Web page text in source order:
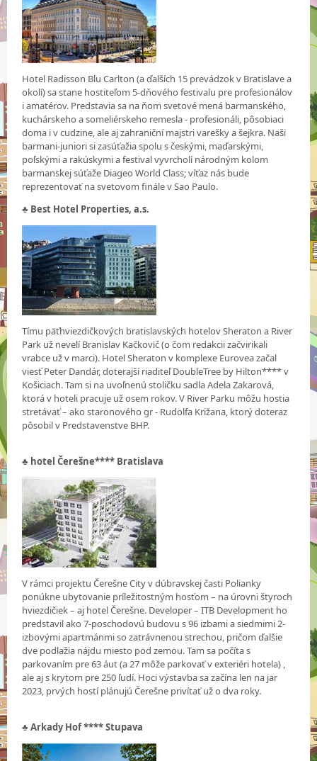
Hotel Radisson Blu Carlton (a ďalších 15 prevádzok v Bratislave a
okolí) sa stane hostiteľom 5-dňového festivalu pre profesionálov
i amatérov. Predstavia sa na ňom svetové mená barmanského,
kuchárskeho a someliérskeho remesla - profesionáli, pôsobiaci
doma i v cudzine, ale aj zahraniční majstri varešky a šejkra. Naši
barmani-juniori si zasúťažia spolu s českými, maďarskými,
poľskými a rakúskymi a festival vyvrcholí národným kolom
barmanskej súťaže Diageo World Class; víťaz nás bude
reprezentovať na svetovom finále v Sao Paulo.
♣ Best Hotel Properties, a.s.
Tímu päťhviezdičkových bratislavských hotelov Sheraton a River
Park už nevelí Branislav Kačkovič (o čom redakcii začvirikali
vrabce už v marci). Hotel Sheraton v komplexe Eurovea začal
viesť Peter Dandár, doterajší riaditeľ DoubleTree by Hilton**** v
Košiciach. Tam si na uvoľnenú stoličku sadla Adela Zakarová,
ktorá v hoteli pracuje už osem rokov. V River Parku môžu hostia
stretávať – ako staronového gr - Rudolfa Križana, ktorý doteraz
pôsobil v Predstavenstve BHP.
♣ hotel Čerešne**** Bratislava
V rámci projektu Čerešne City v dúbravskej časti Polianky
ponúkne ubytovanie príležitostným hosťom – na úrovni štyroch
hviezdičiek – aj hotel Čerešne. Developer – ITB Development ho
predstavil ako 7-poschodovú budovu s 96 izbami a siedmimi 2-
izbovými apartmánmi so zatrávnenou strechou, pričom ďalšie
dve podlažia nájdu miesto pod zemou. Tam sa počíta s
parkovaním pre 63 áut (a 27 môže parkovať v exteriéri hotela) ,
ale aj s krytom pre 250 ľudí. Hoci výstavba sa začína len na jar
2023, prvých hostí plánujú Čerešne privítať už o dva roky.
♣Arkady Hof **** Stupava